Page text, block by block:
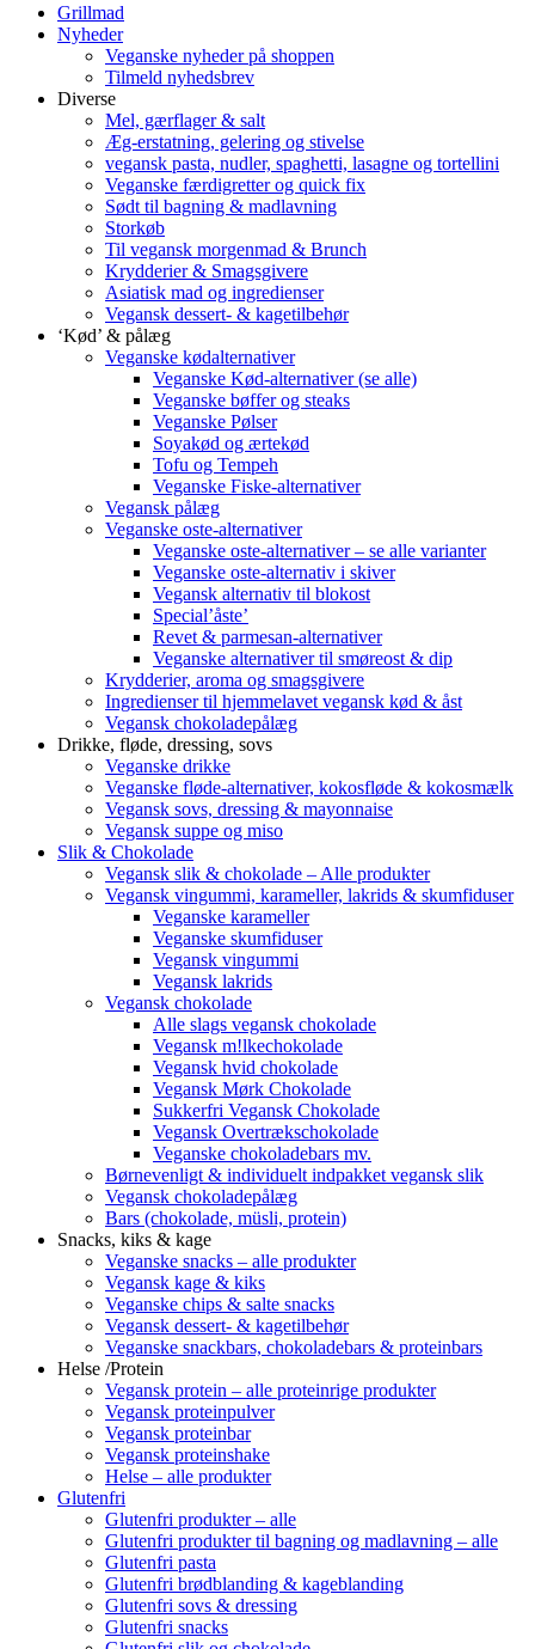
Grillmad
Nyheder
Veganske nyheder på shoppen
Tilmeld nyhedsbrev
Diverse
Mel, gærflager & salt
Æg-erstatning, gelering og stivelse
vegansk pasta, nudler, spaghetti, lasagne og tortellini
Veganske færdigretter og quick fix
Sødt til bagning & madlavning
Storkøb
Til vegansk morgenmad & Brunch
Krydderier & Smagsgivere
Asiatisk mad og ingredienser
Vegansk dessert- & kagetilbehør
‘Kød’ & pålæg
Veganske kødalternativer
Veganske Kød-alternativer (se alle)
Veganske bøffer og steaks
Veganske Pølser
Soyakød og ærtekød
Tofu og Tempeh
Veganske Fiske-alternativer
Vegansk pålæg
Veganske oste-alternativer
Veganske oste-alternativer – se alle varianter
Veganske oste-alternativ i skiver
Vegansk alternativ til blokost
Special’åste’
Revet & parmesan-alternativer
Veganske alternativer til smøreost & dip
Krydderier, aroma og smagsgivere
Ingredienser til hjemmelavet vegansk kød & åst
Vegansk chokoladepålæg
Drikke, fløde, dressing, sovs
Veganske drikke
Veganske fløde-alternativer, kokosfløde & kokosmælk
Vegansk sovs, dressing & mayonnaise
Vegansk suppe og miso
Slik & Chokolade
Vegansk slik & chokolade – Alle produkter
Vegansk vingummi, karameller, lakrids & skumfiduser
Veganske karameller
Veganske skumfiduser
Vegansk vingummi
Vegansk lakrids
Vegansk chokolade
Alle slags vegansk chokolade
Vegansk m!lkechokolade
Vegansk hvid chokolade
Vegansk Mørk Chokolade
Sukkerfri Vegansk Chokolade
Vegansk Overtrækschokolade
Veganske chokoladebars mv.
Børnevenligt & individuelt indpakket vegansk slik
Vegansk chokoladepålæg
Bars (chokolade, müsli, protein)
Snacks, kiks & kage
Veganske snacks – alle produkter
Vegansk kage & kiks
Veganske chips & salte snacks
Vegansk dessert- & kagetilbehør
Veganske snackbars, chokoladebars & proteinbars
Helse /Protein
Vegansk protein – alle proteinrige produkter
Vegansk proteinpulver
Vegansk proteinbar
Vegansk proteinshake
Helse – alle produkter
Glutenfri
Glutenfri produkter – alle
Glutenfri produkter til bagning og madlavning – alle
Glutenfri pasta
Glutenfri brødblanding & kageblanding
Glutenfri sovs & dressing
Glutenfri snacks